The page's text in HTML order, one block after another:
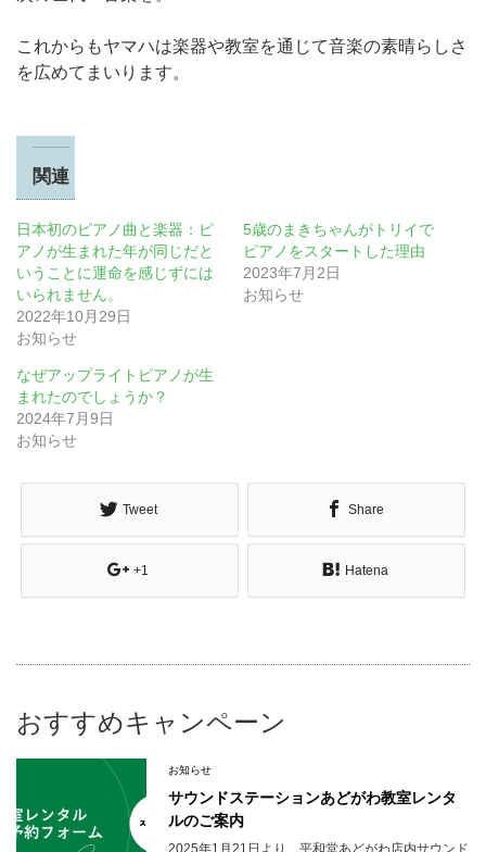
これからもヤマハは楽器や教室を通じて音楽の素晴らしさ
を広めてまいります。
関連
日本初のピアノ曲と楽器：ピ
アノが生まれた年が同じだと
いうことに運命を感じずには
いられません。
2022年10月29日
お知らせ
5歳のまきちゃんがトリイで
ピアノをスタートした理由
2023年7月2日
お知らせ
なぜアップライトピアノが生
まれたのでしょうか？
2024年7月9日
お知らせ
Tweet Share
+1 Hatena
おすすめキャンペーン
お知らせ
サウンドステーションあどがわ教室レンタ
ルのご案内
2025年1月21日より、平和堂あどがわ店内サウンド